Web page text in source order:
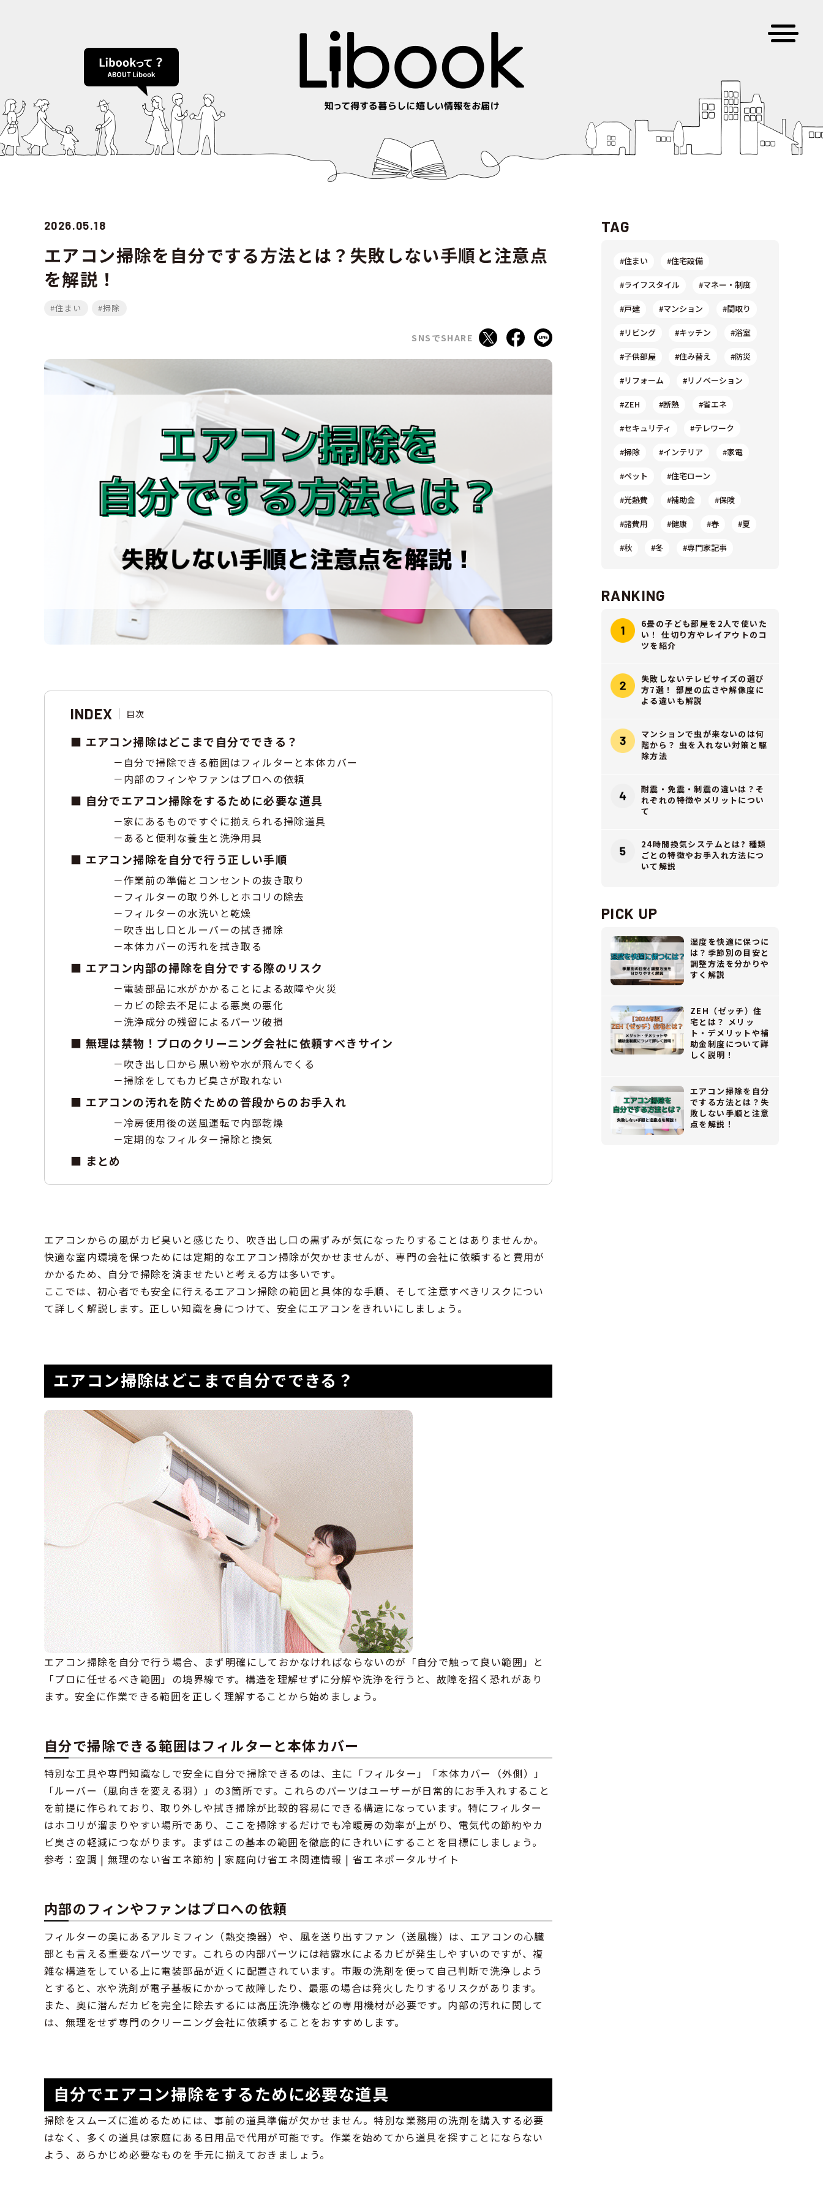
2026.05.18
エアコン掃除を自分でする方法とは？失敗しない手順と注意点
を解説！
#住まい #掃除
SNSでSHARE
INDEX 目次
エアコン掃除はどこまで自分でできる？
自分で掃除できる範囲はフィルターと本体カバー
内部のフィンやファンはプロへの依頼
自分でエアコン掃除をするために必要な道具
家にあるものですぐに揃えられる掃除道具
あると便利な養生と洗浄用具
エアコン掃除を自分で行う正しい手順
作業前の準備とコンセントの抜き取り
フィルターの取り外しとホコリの除去
フィルターの水洗いと乾燥
吹き出し口とルーバーの拭き掃除
本体カバーの汚れを拭き取る
エアコン内部の掃除を自分でする際のリスク
電装部品に水がかかることによる故障や火災
カビの除去不足による悪臭の悪化
洗浄成分の残留によるパーツ破損
無理は禁物！プロのクリーニング会社に依頼すべきサイン
吹き出し口から黒い粉や水が飛んでくる
掃除をしてもカビ臭さが取れない
エアコンの汚れを防ぐための普段からのお手入れ
冷房使用後の送風運転で内部乾燥
定期的なフィルター掃除と換気
まとめ
エアコンからの風がカビ臭いと感じたり、吹き出し口の黒ずみが気になったりすることはありませんか。
快適な室内環境を保つためには定期的なエアコン掃除が欠かせませんが、専門の会社に依頼すると費用が
かかるため、自分で掃除を済ませたいと考える方は多いです。
ここでは、初心者でも安全に行えるエアコン掃除の範囲と具体的な手順、そして注意すべきリスクについ
て詳しく解説します。正しい知識を身につけて、安全にエアコンをきれいにしましょう。
エアコン掃除はどこまで自分でできる？
エアコン掃除を自分で行う場合、まず明確にしておかなければならないのが「自分で触って良い範囲」と
「プロに任せるべき範囲」の境界線です。構造を理解せずに分解や洗浄を行うと、故障を招く恐れがあり
ます。安全に作業できる範囲を正しく理解することから始めましょう。
自分で掃除できる範囲はフィルターと本体カバー
特別な工具や専門知識なしで安全に自分で掃除できるのは、主に「フィルター」「本体カバー（外側）」
「ルーバー（風向きを変える羽）」の3箇所です。これらのパーツはユーザーが日常的にお手入れすること
を前提に作られており、取り外しや拭き掃除が比較的容易にできる構造になっています。特にフィルター
はホコリが溜まりやすい場所であり、ここを掃除するだけでも冷暖房の効率が上がり、電気代の節約やカ
ビ臭さの軽減につながります。まずはこの基本の範囲を徹底的にきれいにすることを目標にしましょう。
参考：空調 | 無理のない省エネ節約 | 家庭向け省エネ関連情報 | 省エネポータルサイト
内部のフィンやファンはプロへの依頼
フィルターの奥にあるアルミフィン（熱交換器）や、風を送り出すファン（送風機）は、エアコンの心臓
部とも言える重要なパーツです。これらの内部パーツには結露水によるカビが発生しやすいのですが、複
雑な構造をしている上に電装部品が近くに配置されています。市販の洗剤を使って自己判断で洗浄しよう
とすると、水や洗剤が電子基板にかかって故障したり、最悪の場合は発火したりするリスクがあります。
また、奥に潜んだカビを完全に除去するには高圧洗浄機などの専用機材が必要です。内部の汚れに関して
は、無理をせず専門のクリーニング会社に依頼することをおすすめします。
自分でエアコン掃除をするために必要な道具
掃除をスムーズに進めるためには、事前の道具準備が欠かせません。特別な業務用の洗剤を購入する必要
はなく、多くの道具は家庭にある日用品で代用が可能です。作業を始めてから道具を探すことにならない
よう、あらかじめ必要なものを手元に揃えておきましょう。
TAG
#住まい #住宅設備
#ライフスタイル #マネー・制度
#戸建 #マンション #間取り
#リビング #キッチン #浴室
#子供部屋 #住み替え #防災
#リフォーム #リノベーション
#ZEH #断熱 #省エネ
#セキュリティ #テレワーク
#掃除 #インテリア #家電
#ペット #住宅ローン
#光熱費 #補助金 #保険
#諸費用 #健康 #春 #夏
#秋 #冬 #専門家記事
RANKING
6畳の子ども部屋を2人で使いた
い！ 仕切り方やレイアウトのコ
ツを紹介
失敗しないテレビサイズの選び
方7選！ 部屋の広さや解像度に
よる違いも解説
マンションで虫が来ないのは何
階から？ 虫を入れない対策と駆
除方法
耐震・免震・制震の違いは？そ
れぞれの特徴やメリットについ
て
24時間換気システムとは? 種類
ごとの特徴やお手入れ方法につ
いて解説
PICK UP
湿度を快適に保つに
は？季節別の目安と
調整方法を分かりや
すく解説
ZEH（ゼッチ）住
宅とは？ メリッ
ト・デメリットや補
助金制度について詳
しく説明！
エアコン掃除を自分
でする方法とは？失
敗しない手順と注意
点を解説！